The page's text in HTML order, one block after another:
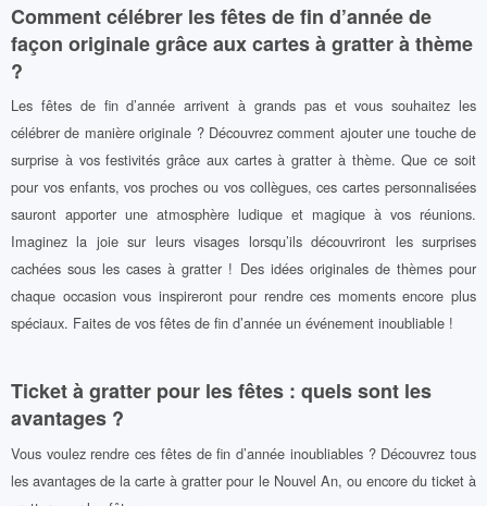
Comment célébrer les fêtes de fin d’année de
façon originale grâce aux cartes à gratter à thème
?
Les fêtes de fin d’année arrivent à grands pas et vous souhaitez les
célébrer de manière originale ? Découvrez comment ajouter une touche de
surprise à vos festivités grâce aux cartes à gratter à thème. Que ce soit
pour vos enfants, vos proches ou vos collègues, ces cartes personnalisées
sauront apporter une atmosphère ludique et magique à vos réunions.
Imaginez la joie sur leurs visages lorsqu’ils découvriront les surprises
cachées sous les cases à gratter ! Des idées originales de thèmes pour
chaque occasion vous inspireront pour rendre ces moments encore plus
spéciaux. Faites de vos fêtes de fin d’année un événement inoubliable !
Ticket à gratter pour les fêtes : quels sont les
avantages ?
Vous voulez rendre ces fêtes de fin d’année inoubliables ? Découvrez tous
les avantages de la carte à gratter pour le Nouvel An, ou encore du ticket à